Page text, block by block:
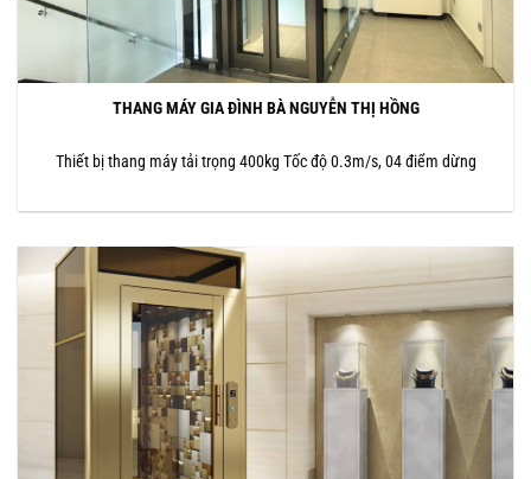
THANG MÁY GIA ĐÌNH BÀ NGUYỄN THỊ HỒNG
Thiết bị thang máy tải trọng 400kg Tốc độ 0.3m/s, 04 điểm dừng